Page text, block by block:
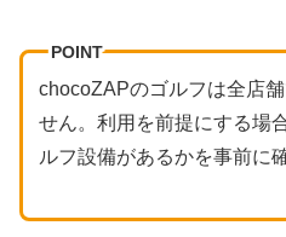
POINT
chocoZAPのゴルフは全店
せん。利用を前提にする場
ルフ設備があるかを事前に